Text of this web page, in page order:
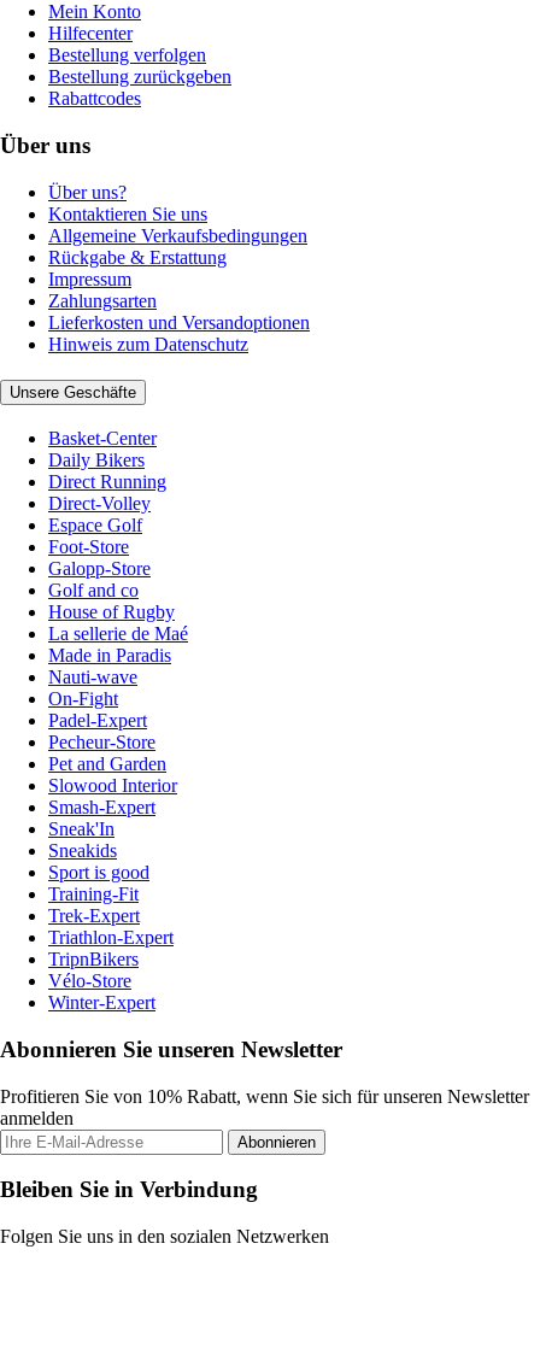
Mein Konto
Hilfecenter
Bestellung verfolgen
Bestellung zurückgeben
Rabattcodes
Über uns
Über uns?
Kontaktieren Sie uns
Allgemeine Verkaufsbedingungen
Rückgabe & Erstattung
Impressum
Zahlungsarten
Lieferkosten und Versandoptionen
Hinweis zum Datenschutz
Unsere Geschäfte
Basket-Center
Daily Bikers
Direct Running
Direct-Volley
Espace Golf
Foot-Store
Galopp-Store
Golf and co
House of Rugby
La sellerie de Maé
Made in Paradis
Nauti-wave
On-Fight
Padel-Expert
Pecheur-Store
Pet and Garden
Slowood Interior
Smash-Expert
Sneak'In
Sneakids
Sport is good
Training-Fit
Trek-Expert
Triathlon-Expert
TripnBikers
Vélo-Store
Winter-Expert
Abonnieren Sie unseren Newsletter
Profitieren Sie von 10% Rabatt, wenn Sie sich für unseren Newsletter
anmelden
Abonnieren
Bleiben Sie in Verbindung
Folgen Sie uns in den sozialen Netzwerken